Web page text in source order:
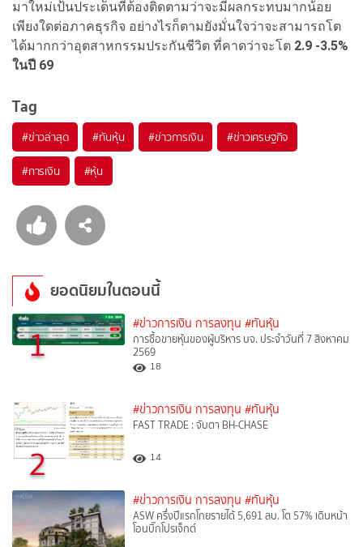
มาใหม่เป้นประเด็นที่ต้องติดตามว่าจะมีผลกระทบมากน้อย
เพียงใดต่อภาคธุรกิจ อย่างไรก็ตามยังมั่นใจว่าจะสามารถโต
ได้มากกว่าอุตสาหกรรมประกันชีวิต ที่คาดว่าจะโต 2.9 -3.5%
ในปี 69
Tag
#ข่าวล่าสุด #ทันหุ้น #ข่าวการเงิน #ข่าวเศรษฐกิจ
#การเงิน #หุ้น
ยอดนิยมในตอนนี้
1 #ข่าวการเงิน การลงทุน #ทันหุ้น
การซื้อขายหุ้นของผู้บริหาร บจ. ประจำวันที่ 7 สิงหาคม
2569
18
2
#ข่าวการเงิน การลงทุน #ทันหุ้น
FAST TRADE : จับตา BH-CHASE
14
#ข่าวการเงิน การลงทุน #ทันหุ้น
ASW ครึ่งปีแรกโกยรายได้ 5,691 ลบ. โต 57% เดินหน้า
โอนบิ๊กโปรเจ็กต์